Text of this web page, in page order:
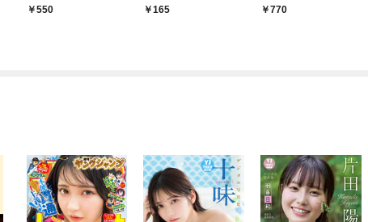
550
ョン内見～
165
1巻
770